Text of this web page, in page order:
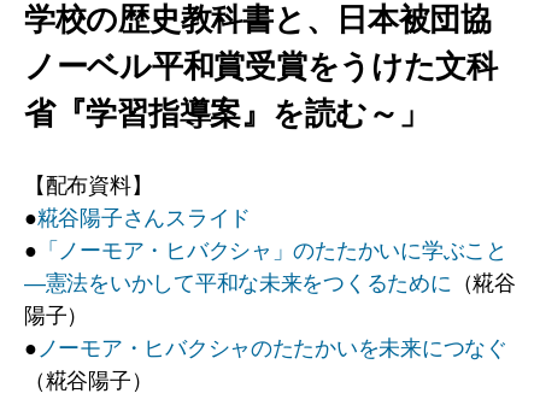
学校の歴史教科書と、日本被団協
ノーベル平和賞受賞をうけた文科
省『学習指導案』を読む～」
【配布資料】
●糀谷陽子さんスライド
● 「ノーモア・ヒバクシャ」のたたかいに学ぶこと
―憲法をいかして平和な未来をつくるために （糀谷
陽子）
● ノーモア・ヒバクシャのたたかいを未来につなぐ
（糀谷陽子）